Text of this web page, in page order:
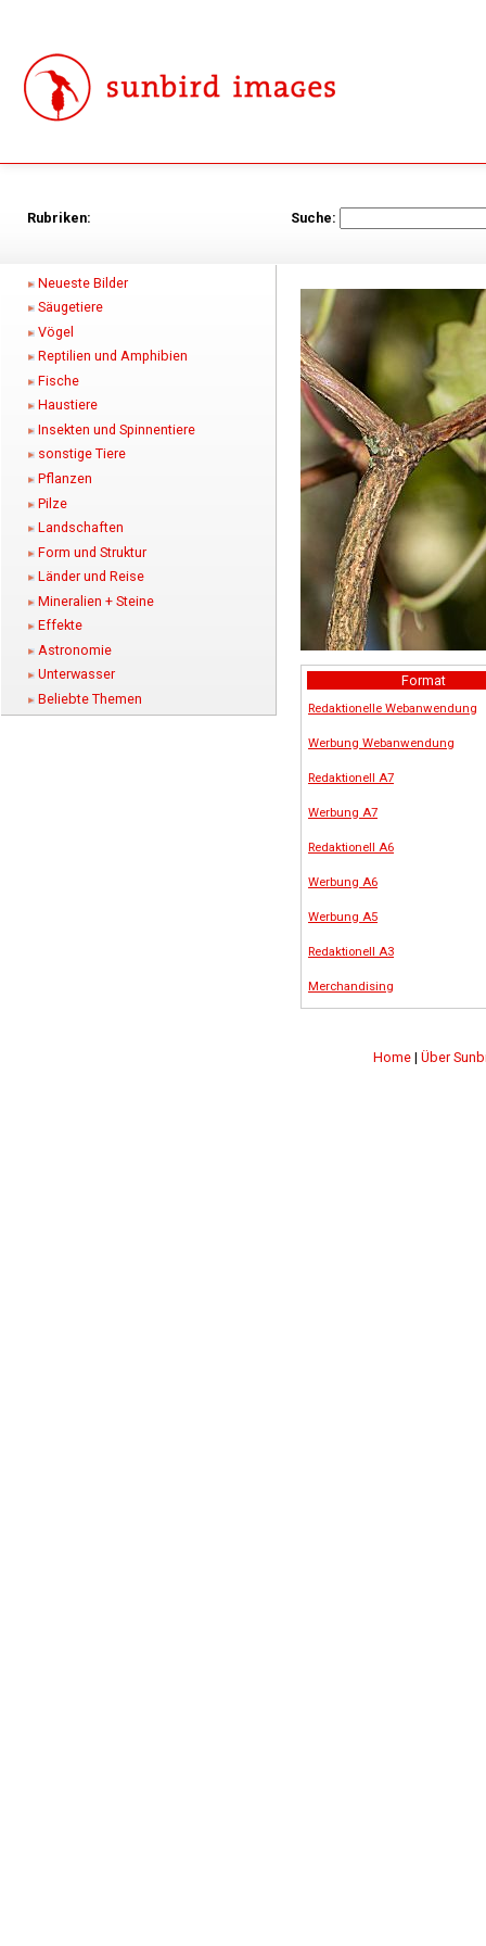
Rubriken: Suche:
Neueste Bilder
Säugetiere
Vögel
Reptilien und Amphibien
Fische
Haustiere
Insekten und Spinnentiere
sonstige Tiere
Pflanzen
Pilze
Landschaften
Form und Struktur
Länder und Reise
Mineralien + Steine
Effekte
Astronomie
Unterwasser
Beliebte Themen
Format
Redaktionelle Webanwendung
Werbung Webanwendung
Redaktionell A7
Werbung A7
Redaktionell A6
Werbung A6
Werbung A5
Redaktionell A3
Merchandising
Home | Über